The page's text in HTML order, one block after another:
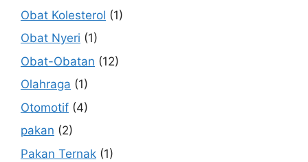
Obat Kolesterol (1)
Obat Nyeri (1)
Obat-Obatan (12)
Olahraga (1)
Otomotif (4)
pakan (2)
Pakan Ternak (1)